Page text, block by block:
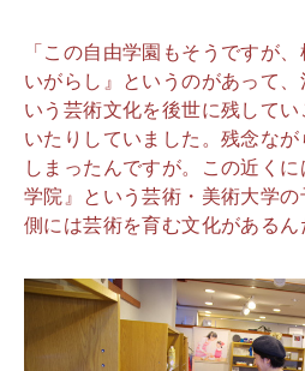
「この自由学園もそうですが
いがらし』というのがあって
いう芸術文化を後世に残して
いたりしていました。残念な
しまったんですが。この近く
学院』という芸術・美術大学
側には芸術を育む文化があるん